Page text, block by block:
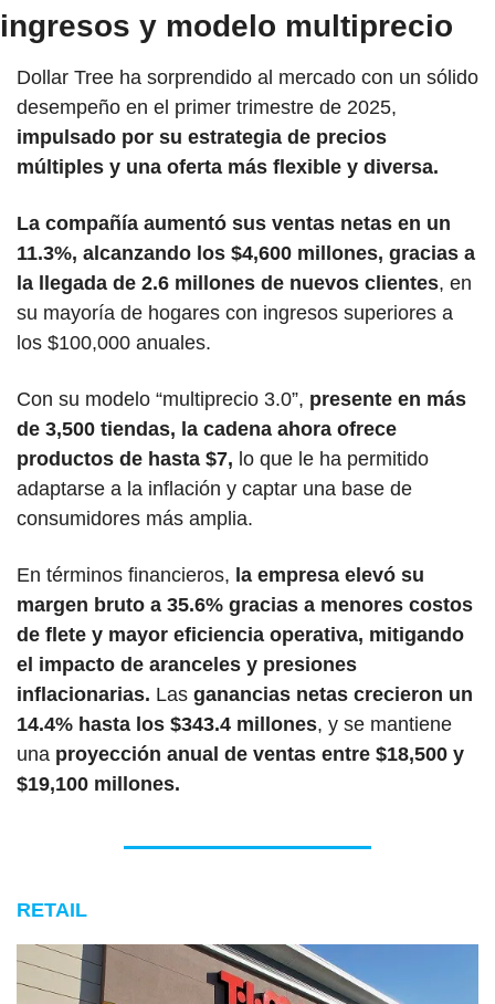
ingresos y modelo multiprecio
Dollar Tree ha sorprendido al mercado con un sólido
desempeño en el primer trimestre de 2025,
impulsado por su estrategia de precios
múltiples y una oferta más flexible y diversa.
La compañía aumentó sus ventas netas en un
11.3%, alcanzando los $4,600 millones, gracias a
la llegada de 2.6 millones de nuevos clientes, en
su mayoría de hogares con ingresos superiores a
los $100,000 anuales.
Con su modelo “multiprecio 3.0”, presente en más
de 3,500 tiendas, la cadena ahora ofrece
productos de hasta $7, lo que le ha permitido
adaptarse a la inflación y captar una base de
consumidores más amplia.
En términos financieros, la empresa elevó su
margen bruto a 35.6% gracias a menores costos
de flete y mayor eficiencia operativa, mitigando
el impacto de aranceles y presiones
inflacionarias. Las ganancias netas crecieron un
14.4% hasta los $343.4 millones, y se mantiene
una proyección anual de ventas entre $18,500 y
$19,100 millones.
RETAIL